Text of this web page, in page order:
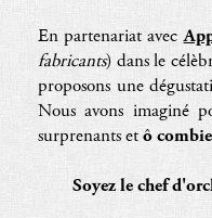
En partenariat avec
fabricants) dans le
proposons une
Nous avons imaginé
surprenants etô
Soyez le chef